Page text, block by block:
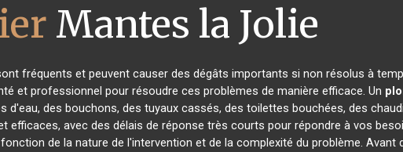
Mantes la Jolie
fréquents et peuvent causer des dégâts importants si non résolus à
et professionnel pour résoudre ces problèmes de manière efficace. Un
d'eau, des bouchons, des tuyaux cassés, des toilettes bouchées, des
efficaces, avec des délais de réponse très courts pour répondre à vos
de la nature de l'intervention et de la complexité du problème. Avant